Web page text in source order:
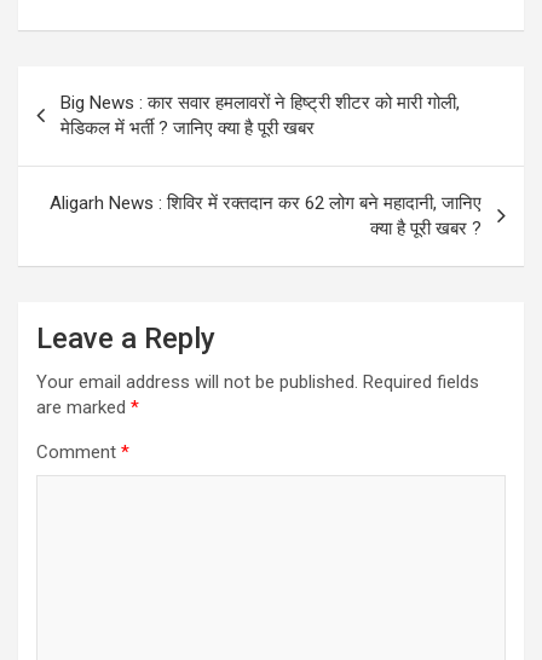
navigation
Big News : कार सवार हमलावरों ने हिष्ट्री शीटर को मारी गोली,
मेडिकल में भर्ती ? जानिए क्या है पूरी खबर
Aligarh News : शिविर में रक्तदान कर 62 लोग बने महादानी, जानिए
क्या है पूरी खबर ?
Leave a Reply
Your email address will not be published. Required fields
are marked *
Comment *